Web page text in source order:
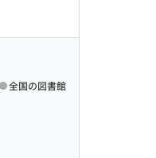
全国の図書館